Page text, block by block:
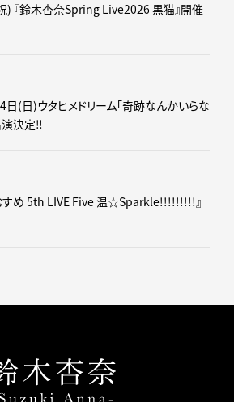
) 『鈴木杏奈Spring Live2026 黒猫』開催
(日)ウタヒメドリーム「奇跡なんかいらな
演決定‼
すめ 5th LIVE Five 温☆Sparkle!!!!!!!!!』